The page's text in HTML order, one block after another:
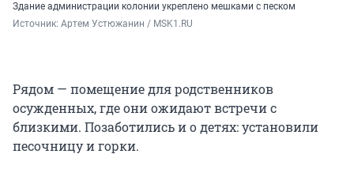
Здание администрации колонии укреплено мешками с песком
Источник: Артем Устюжанин / MSK1.RU
Рядом — помещение для родственников
осужденных, где они ожидают встречи с
близкими. Позаботились и о детях: установили
песочницу и горки.